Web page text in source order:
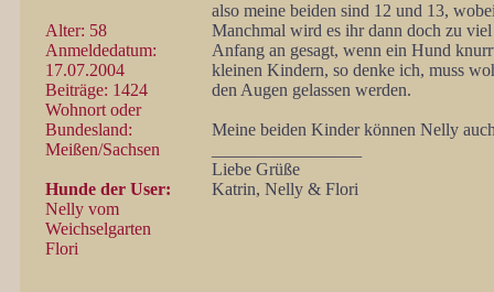
Alter: 58
Anmeldedatum:
17.07.2004
Beiträge: 1424
Wohnort oder
Bundesland:
Meißen/Sachsen
Hunde der User:
Nelly vom
Weichselgarten
Flori
also meine beiden sind 12 und 13,
Manchmal wird es ihr dann doch zu
Anfang an gesagt, wenn ein Hund
kleinen Kindern, so denke ich, muss
den Augen gelassen werden.
Meine beiden Kinder können Nelly
Liebe Grüße
Katrin, Nelly & Flori